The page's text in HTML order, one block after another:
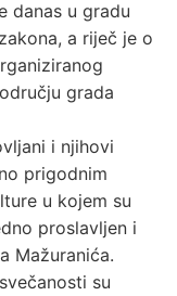
danas u gradu
a riječ je o
grada
i njihovi
prigodnim
u kojem su
proslavljen i
Mažuranića.
su